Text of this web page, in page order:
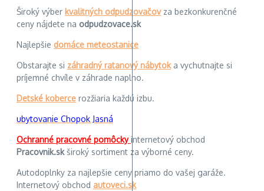
Široký výber kvalitných odpudzovačovza bezkonkurenčné
ceny nájdete na odpudzovace.sk
Najlepšie domáce meteostanice
Obstarajte si záhradný ratanový nábytoka vychutnajte si
príjemné chvíle v záhrade naplno.
Detské koberce rozžiaria každú izbu.
ubytovanie Chopok Jasná
Ochranné pracovné pomôckyinternetový obchod
Pracovnik.skširoký sortiment za výborné ceny.
Autodoplnky za najlepšie ceny priamo do vašej garáže.
Internetový obchod autoveci.sk